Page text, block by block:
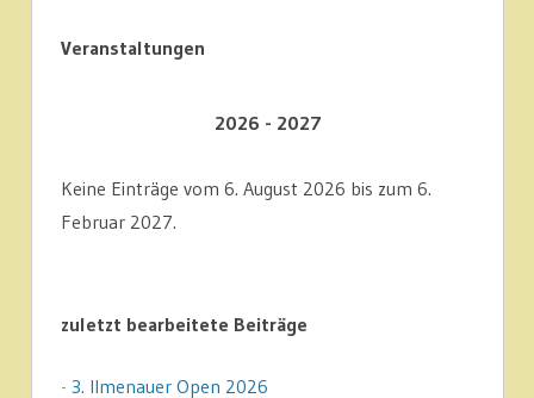
Veranstaltungen
2026 - 2027
Keine Einträge vom 6. August 2026 bis zum 6.
Februar 2027.
zuletzt bearbeitete Beiträge
- 3. Ilmenauer Open 2026